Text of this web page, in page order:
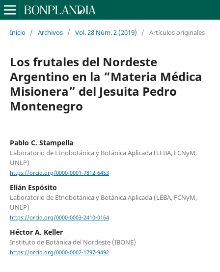
Inicio / Archivos / Vol. 28 Núm. 2 (2019) / Artículos originales
Los frutales del Nordeste
Argentino en la “Materia Médica
Misionera” del Jesuita Pedro
Montenegro
Pablo C. Stampella
Laboratorio de Etnobotánica y Botánica Aplicada (LEBA, FCNyM,
UNLP)
https://orcid.org/0000-0001-7812-6453
Elián Espósito
Laboratorio de Etnobotánica y Botánica Aplicada (LEBA, FCNyM,
UNLP)
https://orcid.org/0000-0003-2410-0164
Héctor A. Keller
Instituto de Botánica del Nordeste (IBONE)
https://orcid.org/0000-0002-1797-9492